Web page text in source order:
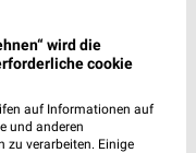
wird die
cookie
auf Informationen auf
und anderen
zu verarbeiten. Einige